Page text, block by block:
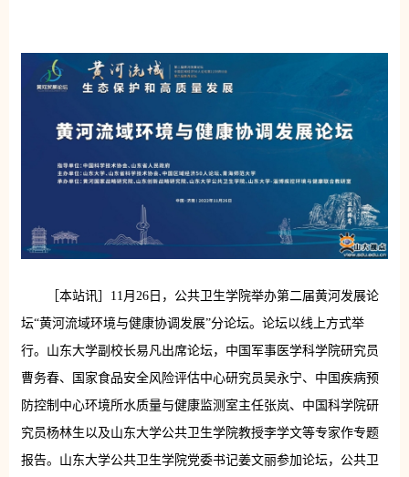
［本站讯］11月26日，公共卫生学院举办第二届黄河发展论
坛“黄河流域环境与健康协调发展”分论坛。论坛以线上方式举
行。山东大学副校长易凡出席论坛，中国军事医学科学院研究员
曹务春、国家食品安全风险评估中心研究员吴永宁、中国疾病预
防控制中心环境所水质量与健康监测室主任张岚、中国科学院研
究员杨林生以及山东大学公共卫生学院教授李学文等专家作专题
报告。山东大学公共卫生学院党委书记姜文丽参加论坛，公共卫